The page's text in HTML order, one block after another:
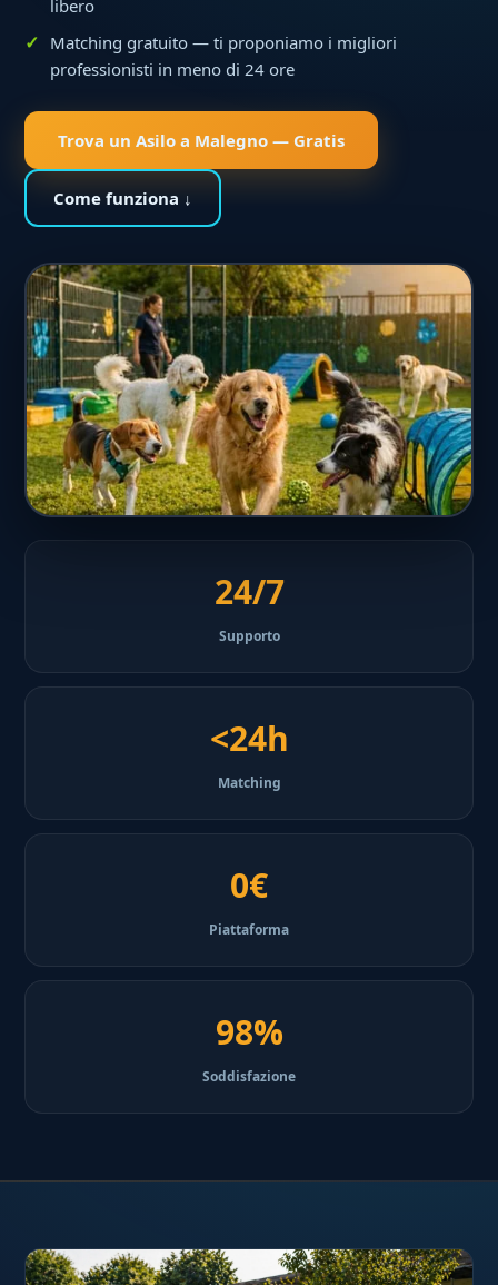
libero
Matching gratuito — ti proponiamo i migliori
professionisti in meno di 24 ore
Trova un Asilo a Malegno — Gratis
Come funziona ↓
24/7
Supporto
<24h
Matching
0€
Piattaforma
98%
Soddisfazione